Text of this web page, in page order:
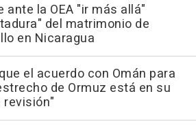
ante la OEA "ir más allá"
del matrimonio de
en Nicaragua
el acuerdo con Omán para
de Ormuz está en su